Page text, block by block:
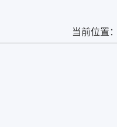
当前位置：